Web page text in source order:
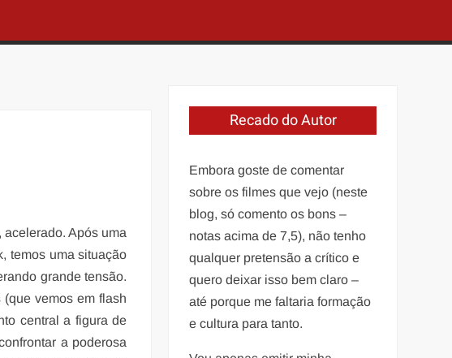
Após uma
temos uma situação
grande tensão.
vemos em flash
central a figura de
a poderosa
Recado do Autor
Embora goste de comentar
sobre os filmes que vejo (neste
blog, só comento os bons –
notas acima de 7,5), não tenho
qualquer pretensão a crítico e
quero deixar isso bem claro –
até porque me faltaria formação
e cultura para tanto.